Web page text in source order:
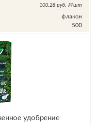
100.28 руб. ₽/шт
флакон
500
удобрение